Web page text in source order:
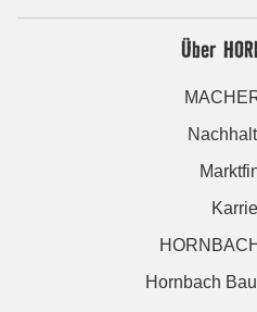
Über
Hornbach